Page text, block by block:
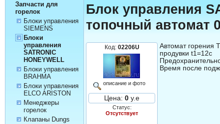
Запчасти для
горелок
Блоки управления
SIEMENS
Блоки
управления
SATRONIC
HONEYWELL
Блоки управления
BRAHMA
Блоки управления
ELCO ARISTON
Менеджеры
горелок
Клапаны Dungs
Блок управления
топочный автомат
Код: 02206U
описание и фото
Цена: 0 у.е
Статус:
Отсутствует
Автомат горения
продувки t1=12c
Время после